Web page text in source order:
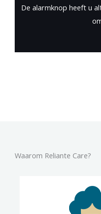
De alarmknop heeft u
Waarom Reliante Care?